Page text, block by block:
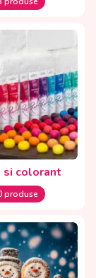
si colorant
produse